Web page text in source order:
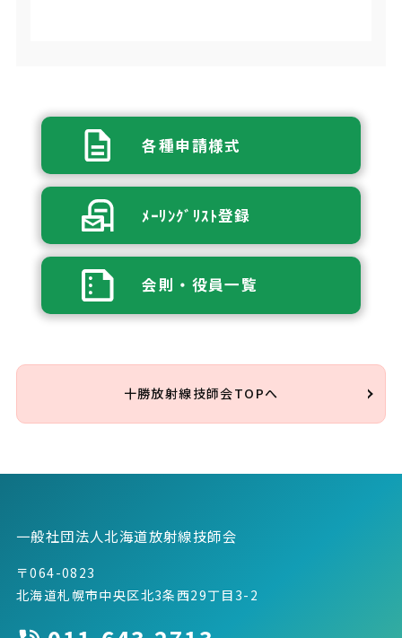
各種申請様式
ﾒｰﾘﾝｸﾞﾘｽﾄ登録
会則・役員一覧
十勝放射線技師会TOPへ
一般社団法人北海道放射線技師会
〒064-0823
北海道札幌市中央区北3条西29丁目3-2